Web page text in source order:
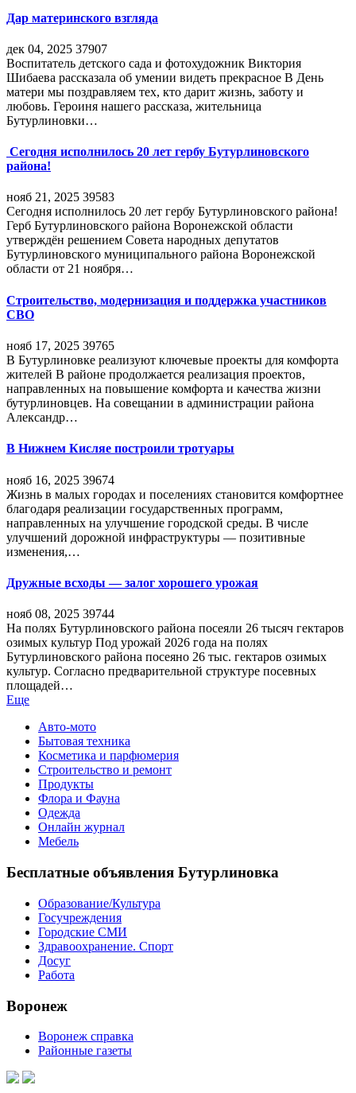
Дар материнского взгляда
дек 04, 2025 37907
Воспитатель детского сада и фотохудожник Виктория
Шибаева рассказала об умении видеть прекрасное В День
матери мы поздравляем тех, кто дарит жизнь, заботу и
любовь. Героиня нашего рассказа, жительница
Бутурлиновки…
Сегодня исполнилось 20 лет гербу Бутурлиновского
района!
нояб 21, 2025 39583
Сегодня исполнилось 20 лет гербу Бутурлиновского района!
Герб Бутурлиновского района Воронежской области
утверждён решением Совета народных депутатов
Бутурлиновского муниципального района Воронежской
области от 21 ноября…
Строительство, модернизация и поддержка участников
СВО
нояб 17, 2025 39765
В Бутурлиновке реализуют ключевые проекты для комфорта
жителей В районе продолжается реализация проектов,
направленных на повышение комфорта и качества жизни
бутурлиновцев. На совещании в администрации района
Александр…
В Нижнем Кисляе построили тротуары
нояб 16, 2025 39674
Жизнь в малых городах и поселениях становится комфортнее
благодаря реализации государственных программ,
направленных на улучшение городской среды. В числе
улучшений дорожной инфраструктуры — позитивные
изменения,…
Дружные всходы — залог хорошего урожая
нояб 08, 2025 39744
На полях Бутурлиновского района посеяли 26 тысяч гектаров
озимых культур Под урожай 2026 года на полях
Бутурлиновского района посеяно 26 тыс. гектаров озимых
культур. Согласно предварительной структуре посевных
площадей…
Еще
Авто-мото
Бытовая техника
Косметика и парфюмерия
Строительство и ремонт
Продукты
Флора и Фауна
Одежда
Онлайн журнал
Мебель
Бесплатные объявления Бутурлиновка
Образование/Культура
Госучреждения
Городские СМИ
Здравоохранение. Спорт
Досуг
Работа
Воронеж
Воронеж справка
Районные газеты